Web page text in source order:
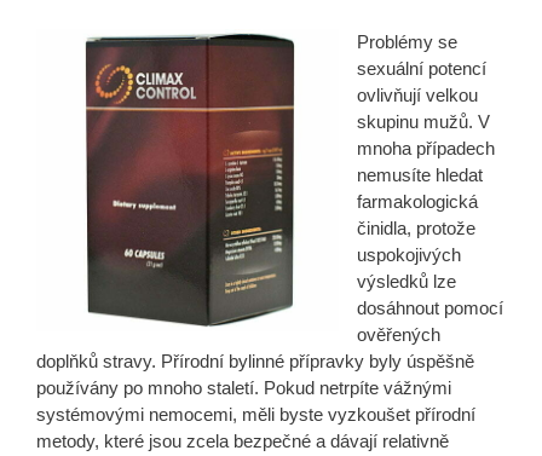
Problémy se
sexuální potencí
ovlivňují velkou
skupinu mužů. V
mnoha případech
nemusíte hledat
farmakologická
činidla, protože
uspokojivých
výsledků lze
dosáhnout pomocí
ověřených
doplňků stravy. Přírodní bylinné přípravky byly úspěšně
používány po mnoho staletí. Pokud netrpíte vážnými
systémovými nemocemi, měli byste vyzkoušet přírodní
metody, které jsou zcela bezpečné a dávají relativně